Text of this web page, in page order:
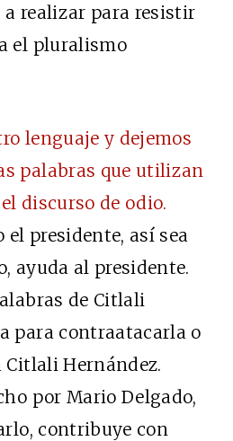
a realizar para resistir
el pluralismo
lenguaje y dejemos
palabras que utilizan
discurso de odio.
el presidente, así sea
ayuda al presidente.
de Citlali
para contraatacarla o
Citlali Hernández.
por Mario Delgado,
contribuye con